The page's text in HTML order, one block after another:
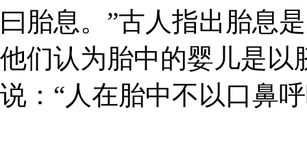
曰胎息。”古人指出胎息
他们认为胎中的婴儿是以
说：“人在胎中不以口鼻